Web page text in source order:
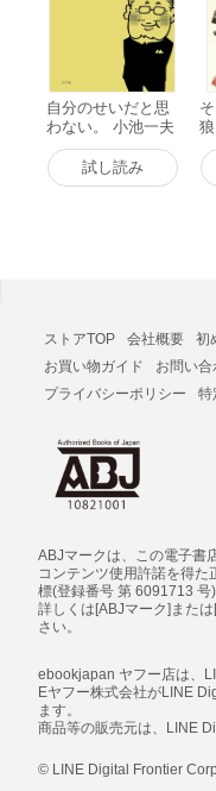
自分のせいだと思
わない。 小池一夫
の人間関係に執着
しない233の言葉
電子書籍版
試し読み
ストアTOP 会社概要 初
お買い物ガイド
お問い合
プライバシーポリシー
特
ABJマークは、この電子書
コンテンツ使用許諾を得
標(登録番号 第 6091713 号)
詳しくは[ABJマーク]また
さい。
ebookjapan ヤフー店は、
Eヤフー株式会社がLINE
ます。
商品等の販売元は、LINE
© LINE Digital Frontier